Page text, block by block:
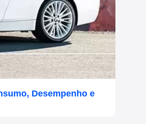
Desempenho e